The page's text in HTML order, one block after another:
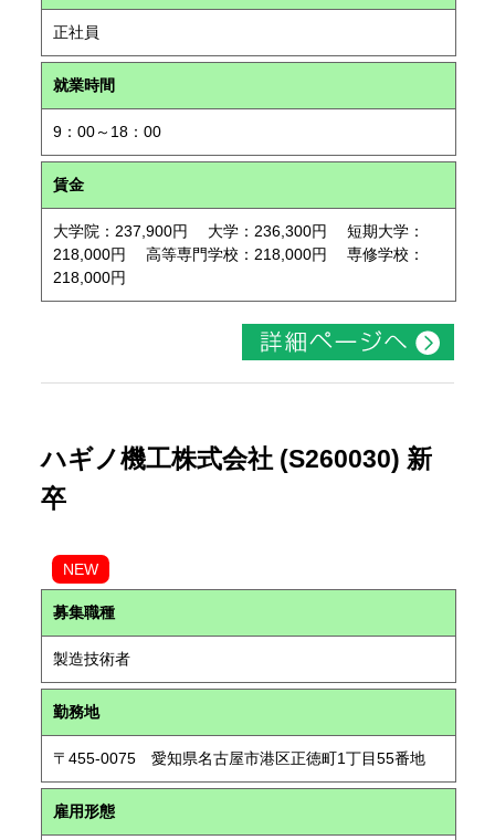
正社員
就業時間
9：00～18：00
賃金
大学院：237,900円 大学：236,300円 短期大学：
218,000円 高等専門学校：218,000円 専修学校：
218,000円
ハギノ機工株式会社 (S260030) 新
卒
NEW
募集職種
製造技術者
勤務地
〒455-0075 愛知県名古屋市港区正徳町1丁目55番地
雇用形態